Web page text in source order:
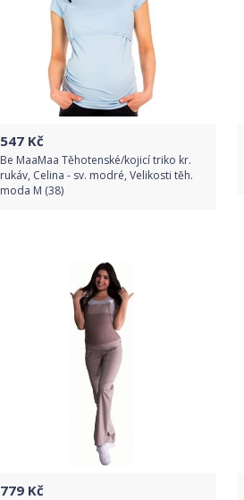
547 Kč
Be MaaMaa Těhotenské/kojicí triko kr.
rukáv, Celina - sv. modré, Velikosti těh.
moda M (38)
Detail produktu
779 Kč